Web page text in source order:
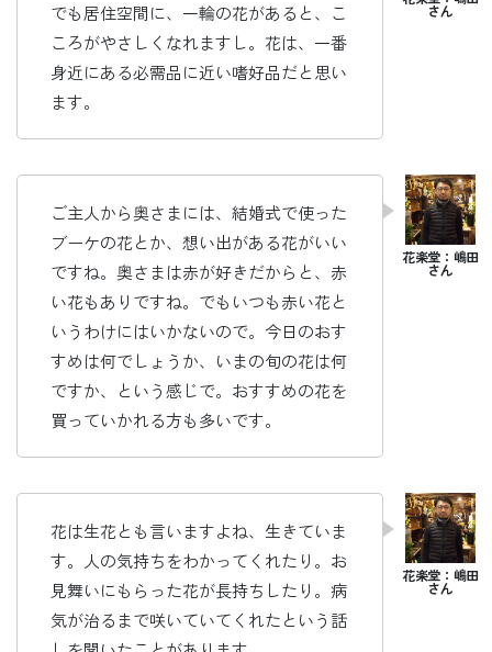
でも居住空間に、一輪の花があると、こ
ころがやさしくなれますし。花は、一番
身近にある必需品に近い嗜好品だと思い
ます。
ご主人から奥さまには、結婚式で使った
ブーケの花とか、想い出がある花がいい
ですね。奥さまは赤が好きだからと、赤
い花もありですね。でもいつも赤い花と
いうわけにはいかないので。今日のおす
すめは何でしょうか、いまの旬の花は何
ですか、という感じで。おすすめの花を
買っていかれる方も多いです。
花は生花とも言いますよね、生きていま
す。人の気持ちをわかってくれたり。お
見舞いにもらった花が長持ちしたり。病
気が治るまで咲いていてくれたという話